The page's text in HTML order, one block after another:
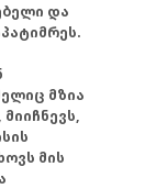
და
მზია
მის